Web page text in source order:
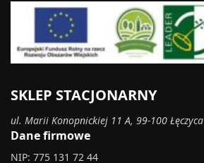
SKLEP STACJONARNY
ul. Marii Konopnickiej 11 A, 99-100 Łęczyca
Dane firmowe
NIP: 775 131 72 44